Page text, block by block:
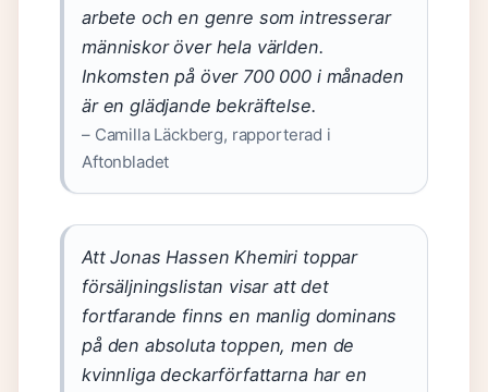
arbete och en genre som intresserar
människor över hela världen.
Inkomsten på över 700 000 i månaden
är en glädjande bekräftelse.
– Camilla Läckberg, rapporterad i
Aftonbladet
Att Jonas Hassen Khemiri toppar
försäljningslistan visar att det
fortfarande finns en manlig dominans
på den absoluta toppen, men de
kvinnliga deckarförfattarna har en